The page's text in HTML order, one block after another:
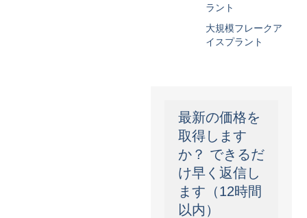
ラント
大規模フレークア
イスプラント
最新の価格を
取得します
か？ できるだ
け早く返信し
ます（12時間
以内）